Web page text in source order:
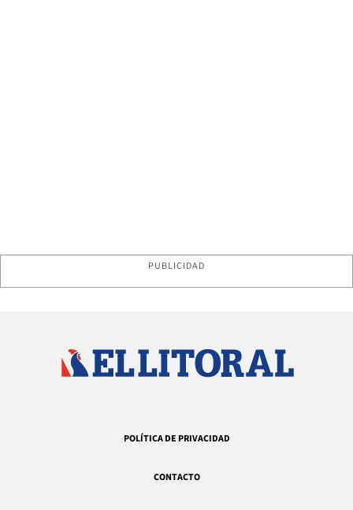
PUBLICIDAD
POLÍTICA DE PRIVACIDAD
CONTACTO